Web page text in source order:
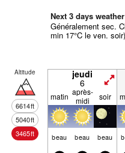
Next 3 days
Généralement sec.
min 17°C le ven.
Altitude
6614ft
5040ft
3465ft
jeudi
6
matin après-
midi
soir
beau beau beau